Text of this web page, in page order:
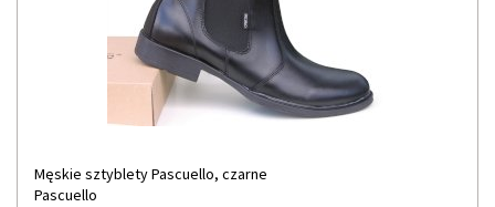
Męskie sztyblety Pascuello, czarne
Pascuello